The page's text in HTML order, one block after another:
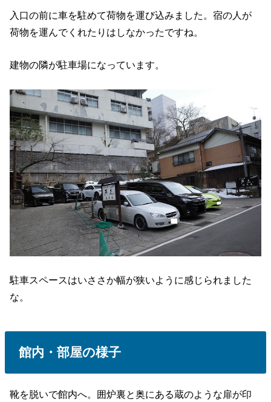
入口の前に車を駐めて荷物を運び込みました。宿の人が
荷物を運んでくれたりはしなかったですね。
建物の隣が駐車場になっています。
駐車スペースはいささか幅が狭いように感じられました
な。
館内・部屋の様子
靴を脱いで館内へ。囲炉裏と奥にある蔵のような扉が印